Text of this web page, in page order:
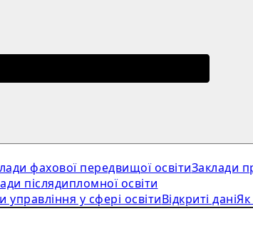
фахової передвищої освітиЗаклади
післядипломної освіти
управління у сфері освітиВідкриті даніЯк